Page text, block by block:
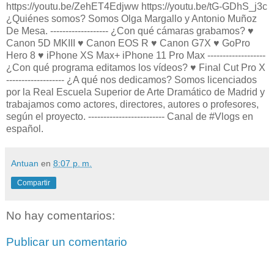
https://youtu.be/ZehET4Edjww https://youtu.be/tG-GDhS_j3c
¿Quiénes somos? Somos Olga Margallo y Antonio Muñoz
De Mesa. ------------------- ¿Con qué cámaras grabamos? ♥️
Canon 5D MKIII ♥️ Canon EOS R ♥️ Canon G7X ♥️ GoPro
Hero 8 ♥️ iPhone XS Max+ iPhone 11 Pro Max -------------------
¿Con qué programa editamos los vídeos? ♥️ Final Cut Pro X
------------------- ¿A qué nos dedicamos? Somos licenciados
por la Real Escuela Superior de Arte Dramático de Madrid y
trabajamos como actores, directores, autores o profesores,
según el proyecto. ------------------------- Canal de #Vlogs en
español.
Antuan en 8:07 p. m.
Compartir
No hay comentarios:
Publicar un comentario